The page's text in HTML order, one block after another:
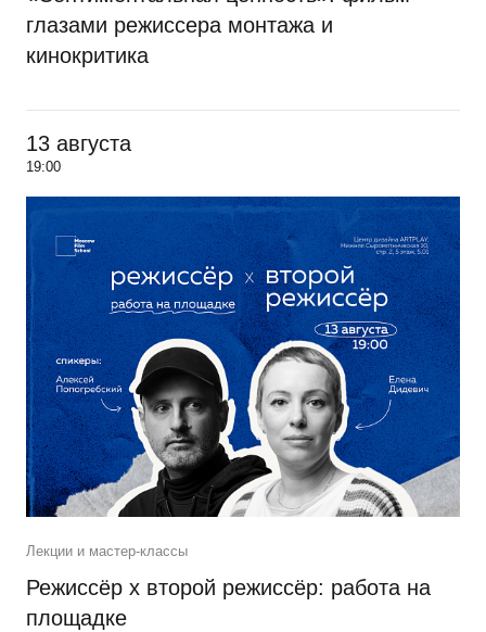
глазами режиссера монтажа и
кинокритика
13 августа
19:00
Лекции и мастер-классы
Режиссёр х второй режиссёр: работа на
площадке